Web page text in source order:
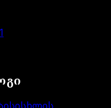
სისხლის